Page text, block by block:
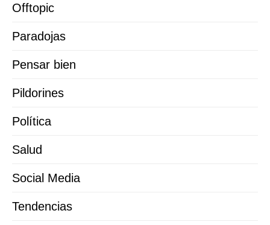
Offtopic
Paradojas
Pensar bien
Pildorines
Política
Salud
Social Media
Tendencias